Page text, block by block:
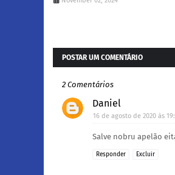
POSTAR UM COMENTÁRIO
2 Comentários
Daniel
16 de agosto de 2020 às
Salve nobru apelão
Responder Excluir